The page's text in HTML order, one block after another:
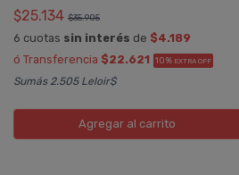
$25.134 $35.905
6 cuotas sin interés de $4.189
ó Transferencia $22.621 10% EXTRA OFF
Sumás 2.505 Leloir$
Agregar al carrito